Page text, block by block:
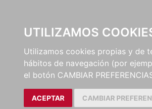
UTILIZAMOS
Utilizamos cookies propias y de
hábitos de navegación (por
el botón CAMBIAR
ACEPTAR CAMBIAR